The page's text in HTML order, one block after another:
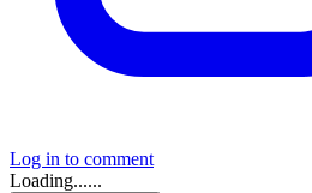
Log in to comment
Loading......